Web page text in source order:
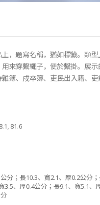
，題寫名稱，猶如標籤。類
來穿繫繩子，便於繫掛。展
簿、戍卒簿、吏民出入籍、
81.6
分；長10.3、寬2.1、厚0.2公分；
3.5、厚0.4公分；長9.1、寬5.1、